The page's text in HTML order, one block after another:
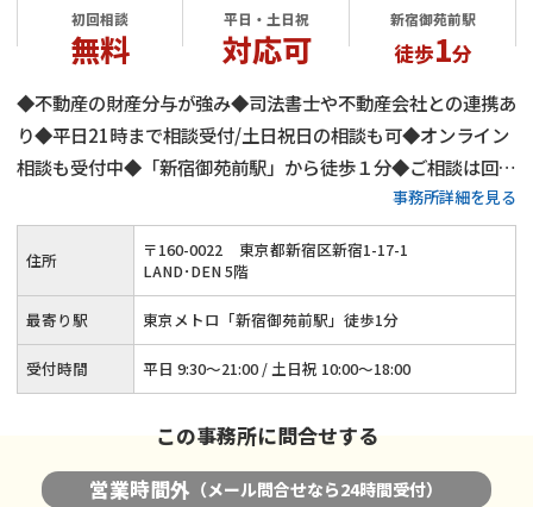
初回相談
無料
平日・土日祝
対応可
新宿御苑前駅
徒歩1分
◆不動産の財産分与が強み◆司法書士や不動産会社との連携あ
り◆平日21時まで相談受付/土日祝日の相談も可◆オンライン
相談も受付中◆「新宿御苑前駅」から徒歩１分◆ご相談は回数
問わず無料◆子の監護に関する相談実績多数◆高齢者の離婚相
談も承ります
事務所詳細を見る
住所 〒160-0022
東京都新宿区新宿1-17-1
LAND･DEN 5階
最寄り駅 東京メトロ「新宿御苑前駅」徒歩1分
受付時間 平日 9:30～21:00 / 土日祝 10:00～18:00
この事務所に問合せする
営業時間外 （メール問合せなら24時間受付）